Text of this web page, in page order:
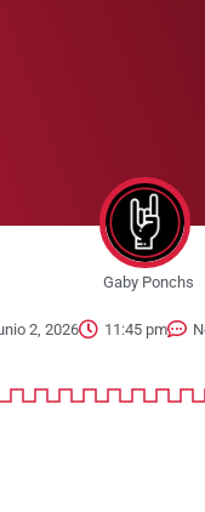
Gaby Ponchs
2, 2026 11:45 pm